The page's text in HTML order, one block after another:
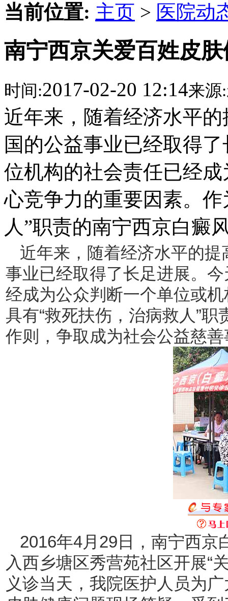
当前位置: 主页 > 医院动
南宁西京关爱百姓皮
时间:2017-02-20 12:14来源:
近年来，随着经济水平
国的公益事业已经取得
位机构的社会责任已经
心竞争力的重要因素。
人”职责的南宁西京白癜
近年来，随着经济水平的
事业已经取得了长足进展。
经成为公众判断一个单位或
具有“救死扶伤，治病救人”
作则，争取成为社会公益慈
2016年4月29日，南宁西京
入西乡塘区秀营苑社区开展“
义诊当天，我院医护人员为